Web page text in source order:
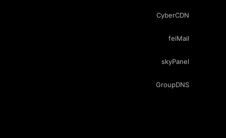
CyberCDN
feiMail
skyPanel
GroupDNS